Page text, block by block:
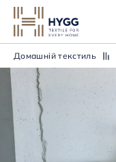
Домашній текстиль